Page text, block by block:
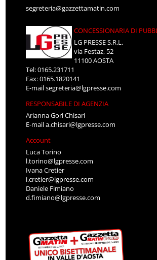
segreteria@gazzettamatin.com
CONCESSIONARIA DI
LG PRESSE S.R.L.
via Festaz, 52
11100 AOSTA
Tel: 0165.231711
Fax: 0165.1820141
E-mailsegreteria@lgpresse.com
RESPONSABILE DI AGENZIA
Arianna Gori Chisari
E-maila.chisari@lgpresse.com
Account
Luca Torino
l.torino@lgpresse.com
Ivana Cretier
i.cretier@lgpresse.com
Daniele Fimiano
d.fimiano@lgpresse.com